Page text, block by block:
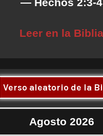
Leer en la Biblia
Verso aleatorio de la
Agosto 2026